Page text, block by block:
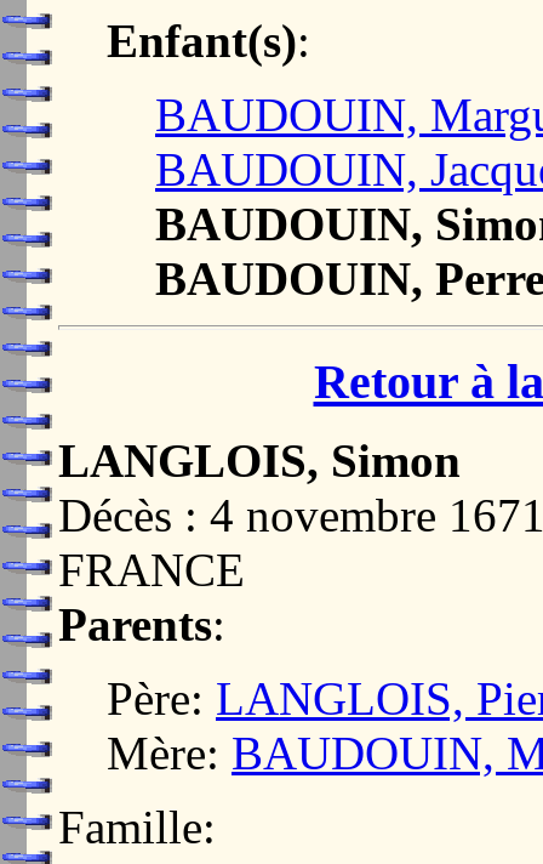
Enfant(s):
BAUDOUIN,
BAUDOUIN,
BAUDOUIN,
BAUDOUIN,
Retour à
LANGLOIS, Simon
Décès : 4 novembre
FRANCE
Parents:
Père: LANGLOIS,
Mère: BAUDOUIN,
Famille: